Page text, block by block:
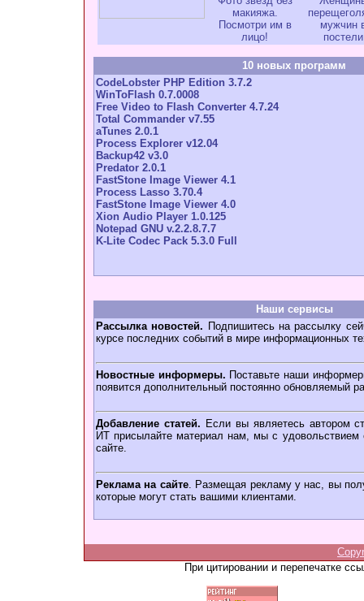
макияжа.
Посмотри им в
лицо!
мужчин
постели
10 новых программ
CodeLobster PHP Edition 3.7.2
WinToFlash 0.7.0008
Free Video to Flash Converter 4.7.24
Total Commander v7.55
aTunes 2.0.1
Process Explorer v12.04
Backup42 v3.0
Predator 2.0.1
FastStone Image Viewer 4.1
Process Lasso 3.70.4
FastStone Image Viewer 4.0
Xion Audio Player 1.0.125
Notepad GNU v.2.2.8.7.7
K-Lite Codec Pack 5.3.0 Full
Наши сервисы
Рассылка новостей. Подпишитесь на рассылку
курсе последних событий в мире информационных
Новостные информеры. Поставьте наши
появится дополнительный постоянно обновляемый
Добавление статей. Если вы являетесь автором
ИТ присылайте материал нам, мы с удовольствием
сайте.
Реклама на сайте. Размещая рекламу у нас, вы
которые могут стать вашими клиентами.
При цитировании и перепечатке